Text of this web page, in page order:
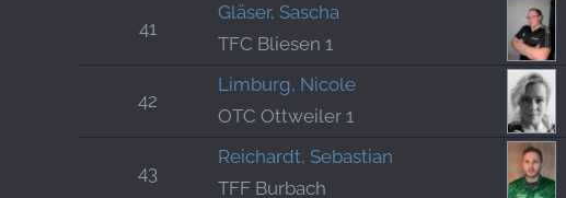
41
Gläser, Sascha
TFC Bliesen 1
42
Limburg, Nicole
OTC Ottweiler 1
43
Reichardt, Sebastian
TFF Burbach